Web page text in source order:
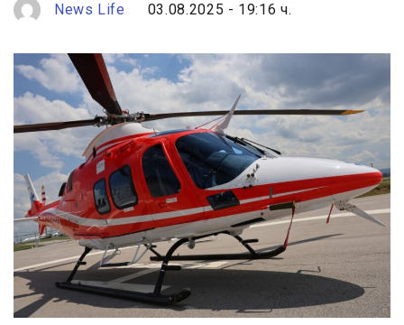
News Life 03.08.2025 - 19:16 ч.